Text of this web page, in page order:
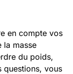
en compte vos
la masse
du poids,
questions, vous